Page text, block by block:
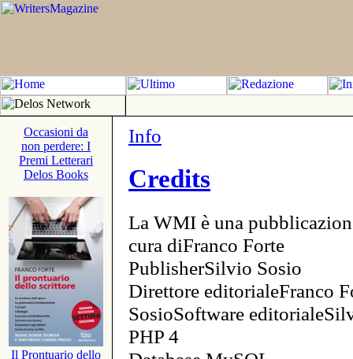
Occasioni da
non perdere: I
Premi Letterari
Delos Books
Il Prontuario dello
Info
Credits
La WMI è una
cura diFranco Forte
PublisherSilvio Sosio
Direttore editorialeFranco
SosioSoftware
PHP 4